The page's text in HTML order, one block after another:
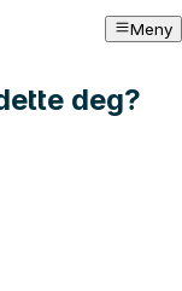
Meny
deg?